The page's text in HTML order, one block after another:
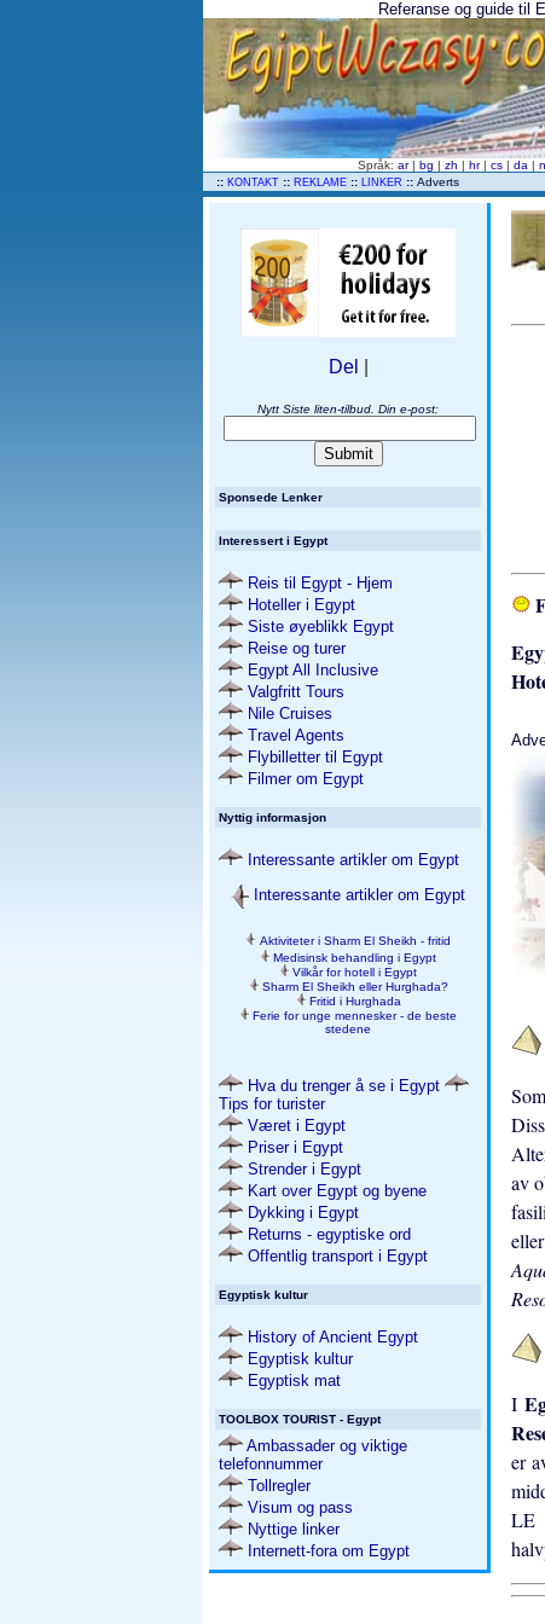
Referanse og guide til
Språk: ar | bg | zh | hr | cs | da |
:: KONTAKT :: REKLAME :: LINKER :: Adverts
Del
Nytt Siste liten-tilbud. Din e-post:
Sponsede Lenker
Interessert i Egypt
Reis til Egypt - Hjem
Hoteller i Egypt
Siste øyeblikk Egypt
Reise og turer
Egypt All Inclusive
Valgfritt Tours
Nile Cruises
Travel Agents
Flybilletter til Egypt
Filmer om Egypt
Nyttig informasjon
Interessante artikler om Egypt
Interessante artikler om Egypt
Aktiviteter i Sharm El Sheikh - fritid
Medisinsk behandling i Egypt
Vilkår for hotell i Egypt
Sharm El Sheikh eller Hurghada?
Fritid i Hurghada
Ferie for unge mennesker - de beste
stedene
Hva du trenger å se i Egypt
Tips for turister
Været i Egypt
Priser i Egypt
Strender i Egypt
Kart over Egypt og byene
Dykking i Egypt
Returns - egyptiske ord
Offentlig transport i Egypt
Egyptisk kultur
History of Ancient Egypt
Egyptisk kultur
Egyptisk mat
TOOLBOX TOURIST - Egypt
Ambassader og viktige
telefonnummer
Tollregler
Visum og pass
Nyttige linker
Internett-fora om Egypt
av
I
er
LE